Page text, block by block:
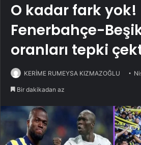
O kadar fark yok!
Fenerbahçe-
oranları tepki
KERİME RUMEYSA KIZMAZOĞLU
Bir dakikadan az